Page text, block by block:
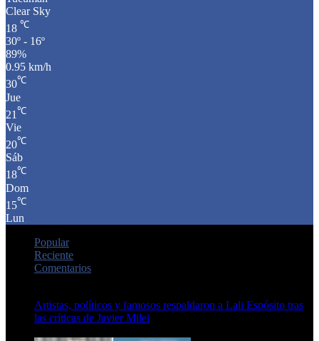
Clear Sky
18 ℃
30º - 16º
89%
0.95 km/h
30℃
Jue
21 ℃
Vie
20℃
Sáb
18℃
Dom
15℃
Lun
Popular
Reciente
Comentarios
Artistas, políticos y famosos respaldaron a Lali Espósito tras
las críticas de Javier Milei